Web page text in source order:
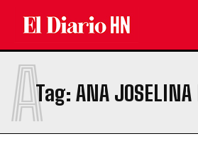
Tag: ANA JOSELINA
A